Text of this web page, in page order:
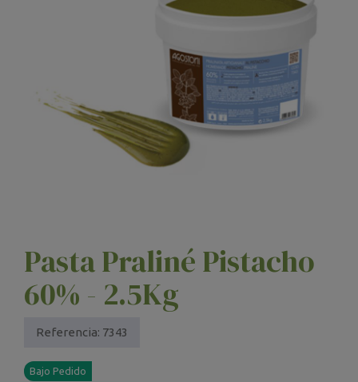
Pasta Praliné Pistacho
60% - 2.5Kg
Referencia: 7343
Bajo Pedido